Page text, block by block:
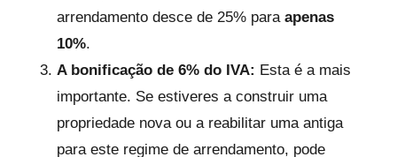
arrendamento desce de 25% para apenas
10%.
A bonificação de 6% do IVA: Esta é a mais
importante. Se estiveres a construir uma
propriedade nova ou a reabilitar uma antiga
para este regime de arrendamento, pode